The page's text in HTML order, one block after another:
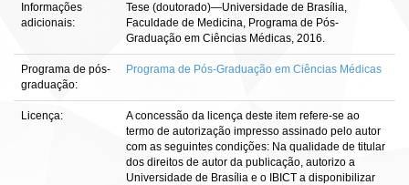
Informações
adicionais:
Tese (doutorado)—Universidade de Brasília,
Faculdade de Medicina, Programa de Pós-
Graduação em Ciências Médicas, 2016.
Programa de pós-
graduação:
Programa de Pós-Graduação em Ciências Médicas
Licença:
A concessão da licença deste item refere-se ao
termo de autorização impresso assinado pelo autor
com as seguintes condições: Na qualidade de titular
dos direitos de autor da publicação, autorizo a
Universidade de Brasília e o IBICT a disponibilizar